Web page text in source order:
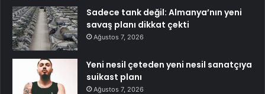
Sadece tank değil: Almanya’nın yeni
savaş planı dikkat çekti
Ağustos 7, 2026
Yeni nesil çeteden yeni nesil sanatçıya
suikast planı
Ağustos 7, 2026